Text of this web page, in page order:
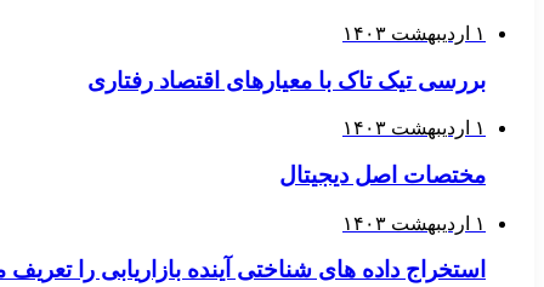
۱ اردیبهشت ۱۴۰۳
بررسی تیک تاک با معیارهای اقتصاد رفتاری
۱ اردیبهشت ۱۴۰۳
مختصات اصل دیجیتال
۱ اردیبهشت ۱۴۰۳
استخراج داده های شناختی آینده بازاریابی را